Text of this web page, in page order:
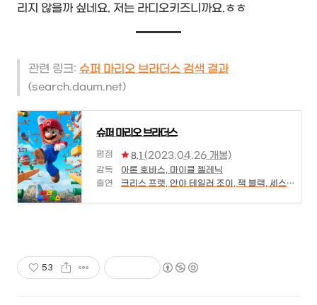
리지 않을까 싶네요. 저는 라디오키즈니까요.ㅎㅎ
관련 링크: 슈퍼 마리오 브라더스 검색 결과
(search.daum.net)
슈퍼 마리오 브라더스
평점 8.1 (2023.04.26 개봉)
감독
아론 호바스, 마이클 젤레닉
출연
크리스 프랫, 안야 테일러 조이, 잭 블랙, 세스 로건, 찰리 데이, 키건 마이클 키, 프레드 아미센, 세바스찬 매니스칼코, 찰스 마티넷, 케빈 마이클 리차드슨
53